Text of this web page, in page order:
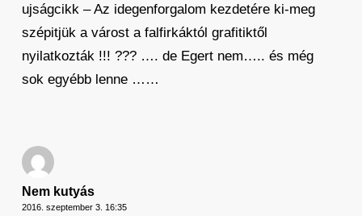
ujságcikk – Az idegenforgalom kezdetére ki-meg
szépitjük a várost a falfirkáktól grafitiktől
nyilatkozták !!! ??? …. de Egert nem….. és még
sok egyébb lenne ……
Nem kutyás
2016. szeptember 3. 16:35